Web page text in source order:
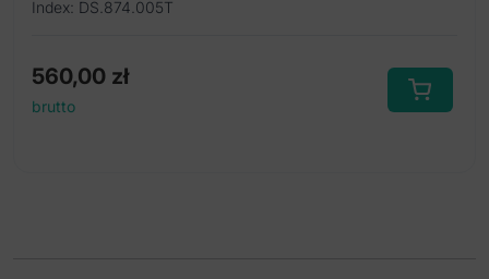
Index: DS.874.005T
560,00 zł
brutto